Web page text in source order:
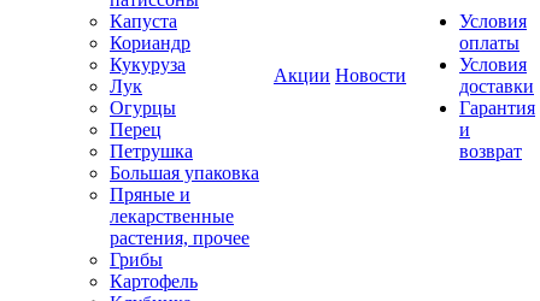
Капуста
Кориандр
Кукуруза
Лук
Огурцы
Перец
Петрушка
Большая упаковка
Пряные и
лекарственные
растения, прочее
Грибы
Картофель
Акции Новости
Условия
оплаты
Условия
доставки
Гарантия
и
возврат